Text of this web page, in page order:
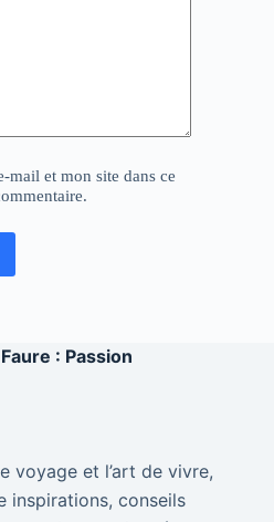
mail et mon site dans ce
: Passion
voyage et l’art de vivre,
inspirations, conseils